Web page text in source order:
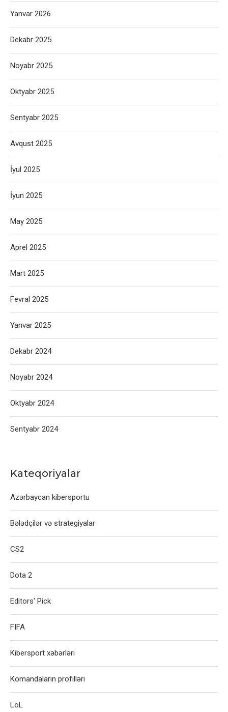
Yanvar 2026
Dekabr 2025
Noyabr 2025
Oktyabr 2025
Sentyabr 2025
Avqust 2025
İyul 2025
İyun 2025
May 2025
Aprel 2025
Mart 2025
Fevral 2025
Yanvar 2025
Dekabr 2024
Noyabr 2024
Oktyabr 2024
Sentyabr 2024
Kateqoriyalar
Azərbaycan kibersportu
Bələdçilər və strategiyalar
CS2
Dota 2
Editors' Pick
FIFA
Kibersport xəbərləri
Komandaların profilləri
LoL